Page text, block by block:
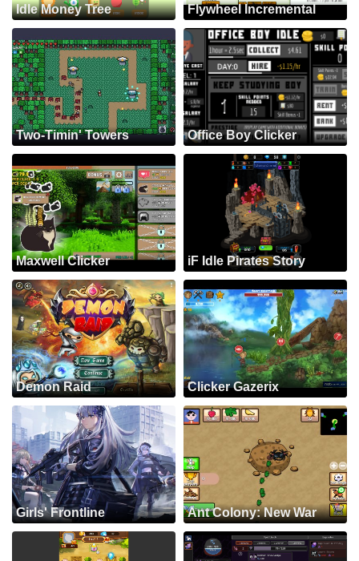
Idle Money Tree Flywheel Incremental
Two-Timin' Towers Office Boy Clicker
Maxwell Clicker iF Idle Pirates Story
Demon Raid Clicker Gazerix
Girls' Frontline Ant Colony: New War